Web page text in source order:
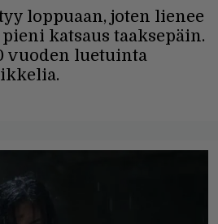
loppuaan, joten lienee
katsaus taaksepäin.
vuoden luetuinta